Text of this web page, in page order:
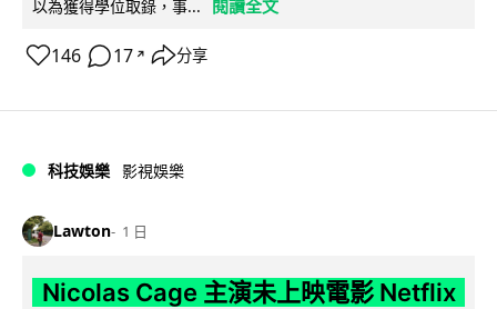
以為獲得學位取錄，事... 閱讀全文
146 17 ↗ 分享
科技娛樂 影視娛樂
Lawton 1 日
Nicolas Cage 主演未上映電影 Netflix